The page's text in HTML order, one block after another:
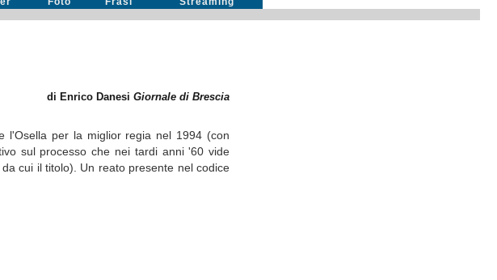
di Enrico DanesiGiornale di Brescia
l'Osella per la miglior regia nel 1994 (con
sul processo che nei tardi anni '60 vide
cui il titolo). Un reato presente nel codice